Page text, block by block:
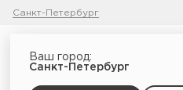
Санкт-Петербург
Ваш город:
Санкт-Петербург